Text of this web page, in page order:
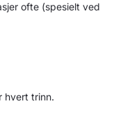
ofte (spesielt ved
hvert trinn.